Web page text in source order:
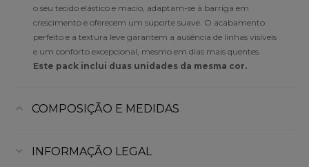
o seu tecido elástico e macio, adaptam-se à barriga em
crescimento e oferecem um suporte suave. O acabamento
perfeito e a textura leve garantem a ausência de linhas visíveis
e um conforto excepcional, mesmo em dias mais quentes.
Este pack inclui duas unidades da mesma cor.
COMPOSIÇÃO E MEDIDAS
INFORMAÇÃO LEGAL